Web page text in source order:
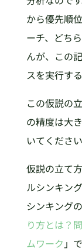
から優先順
ーチ、どち
んが、この
スを実行す
この仮説の
の精度は大
いてください
仮説の立て
ルシンキン
シンキング
り方とは？
ムワーク 」